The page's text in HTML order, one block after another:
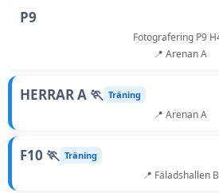
P9
Fotografering P9
📍 Arenan A
HERRAR A 🏃 Träning
📍 Arenan A
F10 🏃 Träning
📍 Fäladshallen B